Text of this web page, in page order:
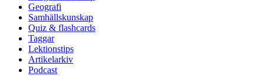
Geografi
Samhällskunskap
Quiz & flashcards
Taggar
Lektionstips
Artikelarkiv
Podcast